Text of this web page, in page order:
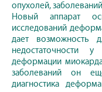
опухолей,
Новый аппарат
исследований
дает возможность
недостаточности
деформации
заболеваний он
диагностика